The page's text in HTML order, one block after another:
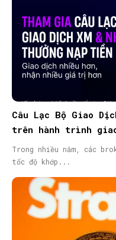
Câu Lạc Bộ Giao
trên hành trình
Trong nhiều năm, các
tốc độ khớp...